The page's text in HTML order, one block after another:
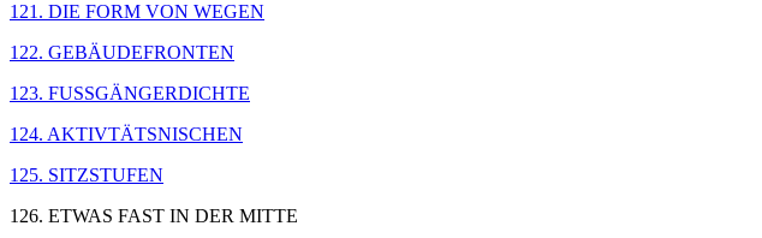
121. DIE FORM VON WEGEN
122. GEBÄUDEFRONTEN
123. FUSSGÄNGERDICHTE
124. AKTIVTÄTSNISCHEN
125. SITZSTUFEN
126. ETWAS FAST IN DER MITTE